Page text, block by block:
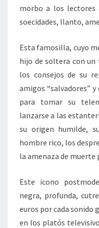
morbo a los lectores
soecidades, llanto,
Esta famosilla, cuyo
hijo de soltera con
los consejos de su
amigos “salvadores”
para tomar su
lanzarse a las
su origen humilde,
hombre rico, los
la amenaza de muerte
Este icono
negra, profunda,
euros por cada sonido
en los platós